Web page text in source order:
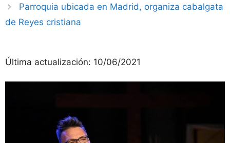
Parroquia ubicada en Madrid, organiza cabalgata
de Reyes cristiana
Última actualización: 10/06/2021